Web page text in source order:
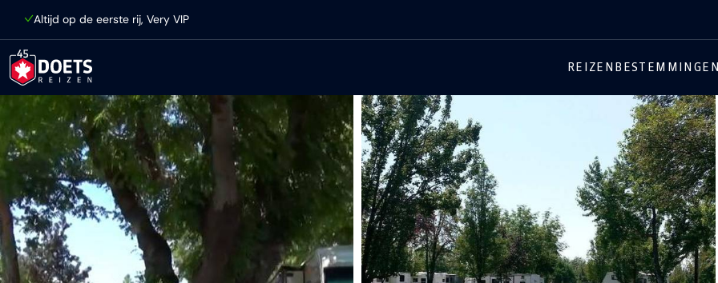
Altijd op de eerste rij, Very VIP
REIZEN BESTEMMINGEN